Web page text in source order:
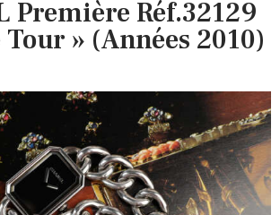
Première Réf.32129
» (Années 2010)